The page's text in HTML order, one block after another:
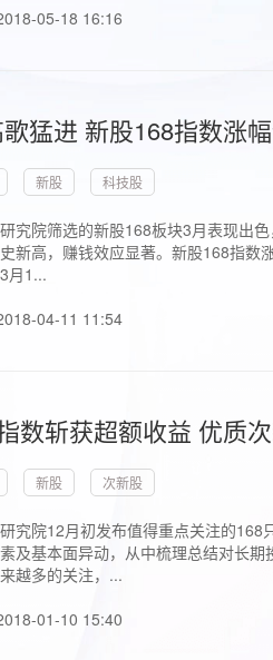
05-18 16:16
猛进 新股168指数涨
新股 科技股
究院筛选的新股168板块3月表现出
新高，赚钱效应显著。新股168指数
月1...
04-11 11:54
数斩获超额收益 优质
新股 次新股
究院12月初发布值得重点关注的
及基本面异动，从中梳理总结对长
越多的关注，...
01-10 15:40